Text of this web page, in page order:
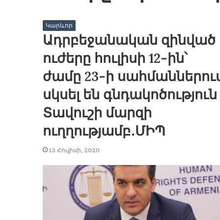
Կարևոր
Ադրբեջանական զինված
ուժերը հուլիսի 12-ին՝
ժամը 23-ի
սկսել են գնդակոծություն
Տավուշի մարզի
ուղղությամբ․ՄԻՊ
13 Հուլիսի, 2020